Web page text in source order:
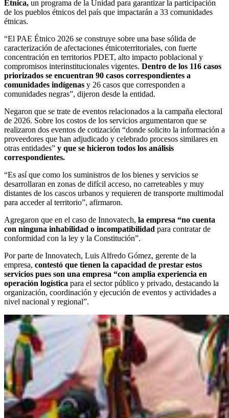
Étnica, un programa de la Unidad para garantizar la participación
de los pueblos étnicos del país que impactarán a 33 comunidades
étnicas.
“El PAE Étnico 2026 se construye sobre una base sólida de
caracterización de afectaciones étnicoterritoriales, con fuerte
concentración en territorios PDET, alto impacto poblacional y
compromisos interinstitucionales vigentes. Dentro de los 116 casos
priorizados se encuentran 90 casos correspondientes a
comunidades indígenas y 26 casos que corresponden a
comunidades negras”, dijeron desde la entidad.
Negaron que se trate de eventos relacionados a la campaña electoral
de 2026. Sobre los costos de los servicios argumentaron que se
realizaron dos eventos de cotización “donde solicito la información a
proveedores que han adjudicado y celebrado procesos similares en
otras entidades” y que se hicieron todos los análisis
correspondientes.
“Es así que como los suministros de los bienes y servicios se
desarrollaran en zonas de difícil acceso, no carreteables y muy
distantes de los cascos urbanos y requieren de transporte multimodal
para acceder al territorio”, afirmaron.
Agregaron que en el caso de Innovatech, la empresa “no cuenta
con ninguna inhabilidad o incompatibilidad para contratar de
conformidad con la ley y la Constitución”.
Por parte de Innovatech, Luis Alfredo Gómez, gerente de la
empresa, contestó que tienen la capacidad de prestar estos
servicios pues son una empresa “con amplia experiencia en
operación logística para el sector público y privado, destacando la
organización, coordinación y ejecución de eventos y actividades a
nivel nacional y regional”.